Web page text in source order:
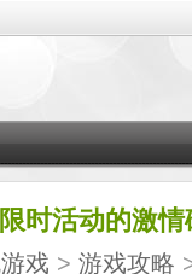
时活动的激情
戏 > 游戏攻略